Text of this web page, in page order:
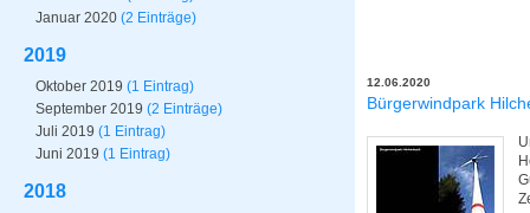
Januar 2020 (2 Einträge)
2019
Oktober 2019 (1 Eintrag)
September 2019 (2 Einträge)
Juli 2019 (1 Eintrag)
Juni 2019 (1 Eintrag)
2018
12.06.2020
Bürgerwindpark